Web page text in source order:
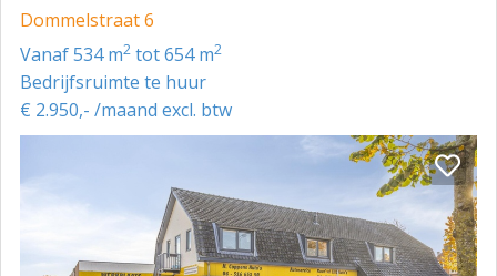
Dommelstraat 6
vanaf 534 m2 tot 654 m2
Bedrijfsruimte te huur
€ 2.950,- /maand excl. btw